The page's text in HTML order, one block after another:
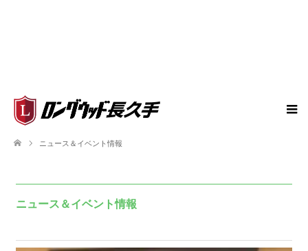
ニュース＆イベント情報
ニュース＆イベント情報